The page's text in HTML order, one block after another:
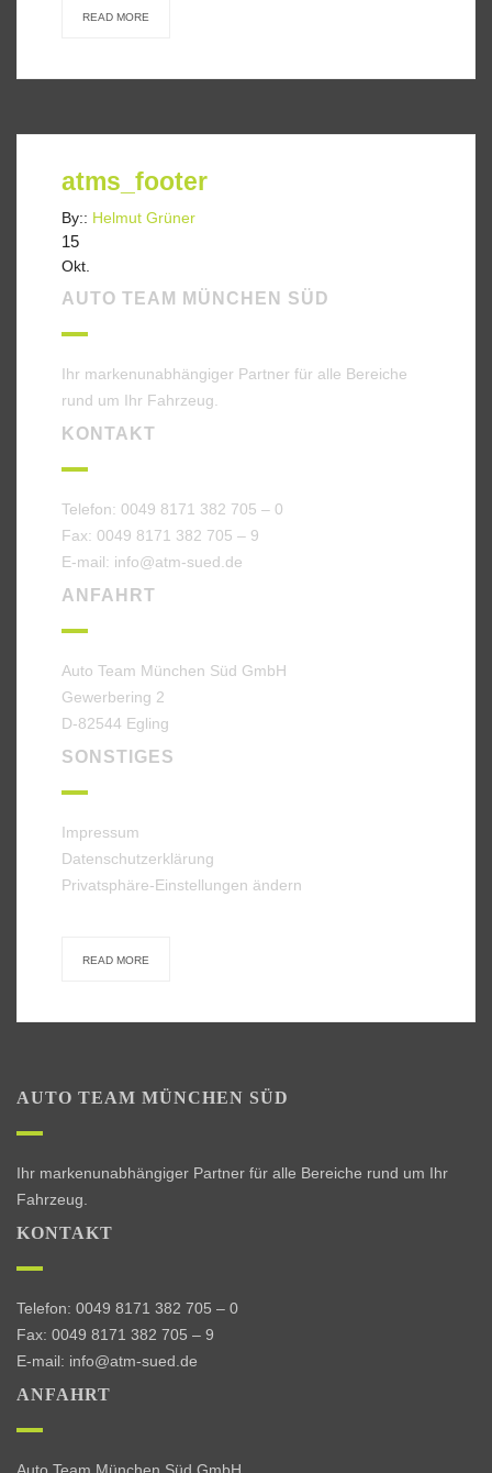
READ MORE
atms_footer
By:: Helmut Grüner
15
Okt.
AUTO TEAM MÜNCHEN SÜD
Ihr markenunabhängiger Partner für alle Bereiche
rund um Ihr Fahrzeug.
KONTAKT
Telefon: 0049 8171 382 705 – 0
Fax: 0049 8171 382 705 – 9
E-mail: info@atm-sued.de
ANFAHRT
Auto Team München Süd GmbH
Gewerbering 2
D-82544 Egling
SONSTIGES
Impressum
Datenschutzerklärung
Privatsphäre-Einstellungen ändern
READ MORE
AUTO TEAM MÜNCHEN SÜD
Ihr markenunabhängiger Partner für alle Bereiche rund um Ihr
Fahrzeug.
KONTAKT
Telefon: 0049 8171 382 705 – 0
Fax: 0049 8171 382 705 – 9
E-mail: info@atm-sued.de
ANFAHRT